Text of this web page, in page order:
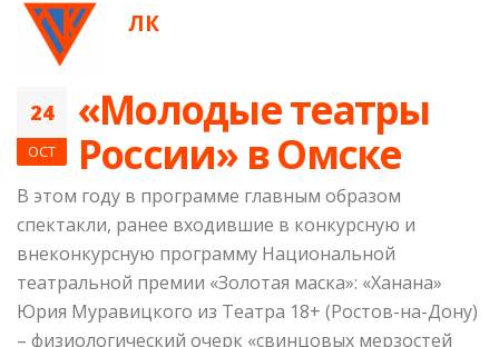
ЛК
24
OCT
​«Молодые театры
России» в Омске
В этом году в программе главным образом
спектакли, ранее входившие в конкурсную и
внеконкурсную программу Национальной
театральной премии «Золотая маска»: «Ханана»
Юрия Муравицкого из Театра 18+ (Ростов-на-Дону)
– физиологический очерк «свинцовых мерзостей